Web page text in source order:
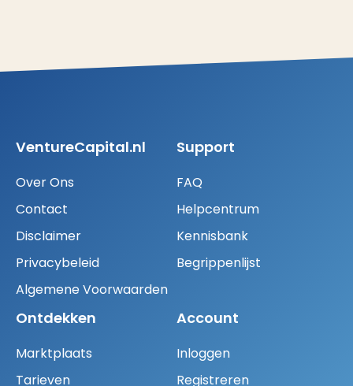
VentureCapital.nl
Over Ons
Contact
Disclaimer
Privacybeleid
Algemene Voorwaarden
Support
FAQ
Helpcentrum
Kennisbank
Begrippenlijst
Ontdekken
Marktplaats
Tarieven
Account
Inloggen
Registreren